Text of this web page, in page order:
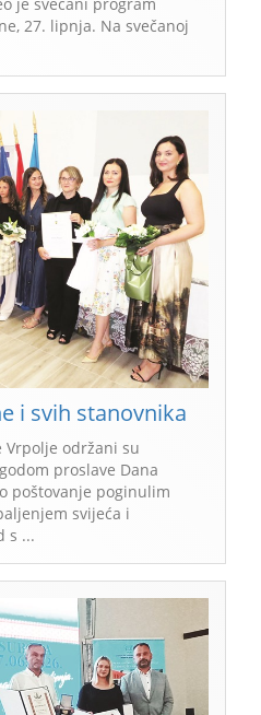
27. lipnja. Na svečanoj
i svih stanovnika
Vrpolje održani su
proslave Dana
poštovanje poginulim
svijeća i
s ...